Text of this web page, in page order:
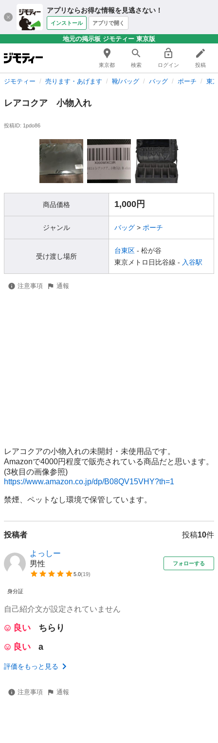
アプリならお得な情報を見逃さない！
インストール アプリで開く
地元の掲示板 ジモティー 東京版
東京都 検索 ログイン 投稿
ジモティー 売ります・あげます 靴/バッグ バッグ ポーチ 東
レアコクア 小物入れ
投稿ID: 1pdo86
商品価格 1,000円
ジャンル バッグ > ポーチ
受け渡し場所
台東区 - 松が谷
東京メトロ日比谷線 - 入谷駅
注意事項 通報
レアコクアの小物入れの未開封・未使用品です。
Amazonで4000円程度で販売されている商品だと思います。
https://www.amazon.co.jp/dp/B08QV15VHY?th=1
禁煙、ペットなし環境で保管しています。
投稿者 投稿10件
よっしー
男性
5.0(19)
フォローする
身分証
自己紹介文が設定されていません
良い
ちらり
良い
a
評価をもっと見る
注意事項 通報